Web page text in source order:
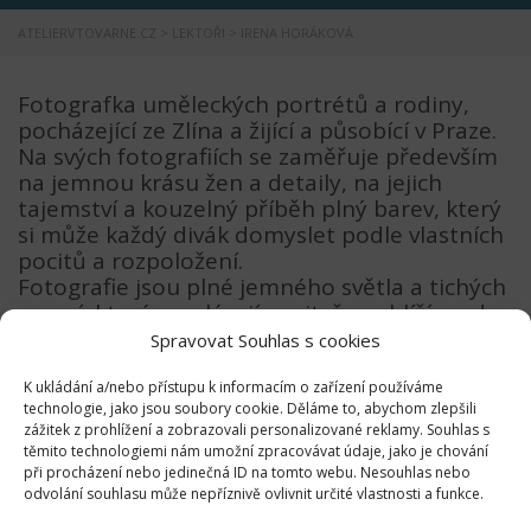
Spravovat Souhlas s cookies
K ukládání a/nebo přístupu k informacím o zařízení používáme
technologie, jako jsou soubory cookie. Děláme to, abychom zlepšili
zážitek z prohlížení a zobrazovali personalizované reklamy. Souhlas s
těmito technologiemi nám umožní zpracovávat údaje, jako je chování
při procházení nebo jedinečná ID na tomto webu. Nesouhlas nebo
odvolání souhlasu může nepříznivě ovlivnit určité vlastnosti a funkce.
Fotografka uměleckých portrétů a rodiny,
pocházející ze Zlína a žijící a působící v Praze.
Na svých fotografiích se zaměřuje především
na jemnou krásu žen a detaily, na jejich
tajemství a kouzelný příběh plný barev, který
si může každý divák domyslet podle vlastních
pocitů a rozpoložení.
Fotografie jsou plné jemného světla a tichých
emocí, které vyvolávají pocit, že nahlížíme do
světa za hranicemi naší reality. V rámci svých
stylizované fotografie v ateliéru i exteriéru,
používá při tom jednoduchých dekorací z naší
přírody i ze složitější aranžované tvorby
dalších šikovných tvůrců ze všech různých
odvětví.